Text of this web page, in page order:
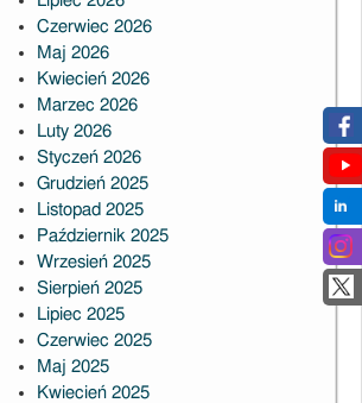
Czerwiec 2026
Maj 2026
Kwiecień 2026
Marzec 2026
Luty 2026
Styczeń 2026
Grudzień 2025
Listopad 2025
Październik 2025
Wrzesień 2025
Sierpień 2025
Lipiec 2025
Czerwiec 2025
Maj 2025
Kwiecień 2025